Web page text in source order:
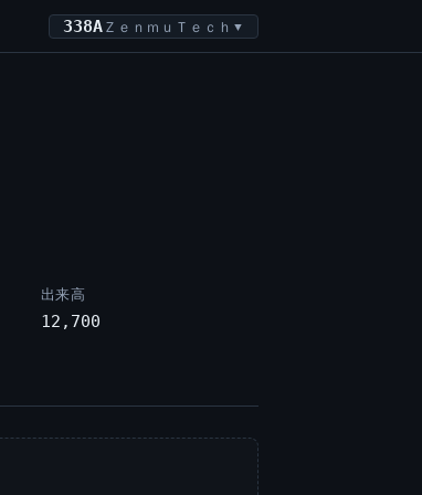
338AＺｅｎｍｕＴｅｃｈ ▼
出来高
12,700